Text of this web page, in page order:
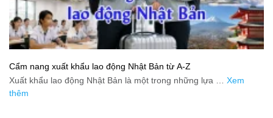
Cẩm nang xuất khẩu lao động Nhật Bản từ A-Z
Xuất khẩu lao động Nhật Bản là một trong những lựa … Xem
thêm